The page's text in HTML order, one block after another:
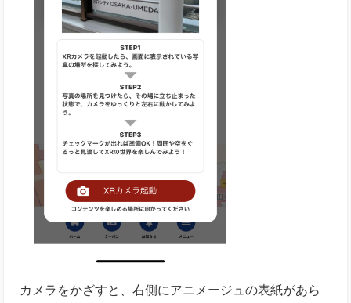
カメラをかざすと、右側にアニメージュの表紙があら